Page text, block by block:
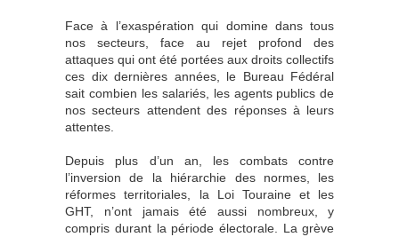
Face à l’exaspération qui domine dans tous
nos secteurs, face au rejet profond des
attaques qui ont été portées aux droits collectifs
ces dix dernières années, le Bureau Fédéral
sait combien les salariés, les agents publics de
nos secteurs attendent des réponses à leurs
attentes.
Depuis plus d’un an, les combats contre
l’inversion de la hiérarchie des normes, les
réformes territoriales, la Loi Touraine et les
GHT, n’ont jamais été aussi nombreux, y
compris durant la période électorale. La grève